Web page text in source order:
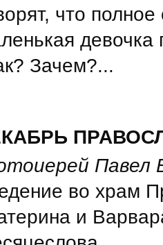
что
девочка
Зачем?...
Павел
во храм
и